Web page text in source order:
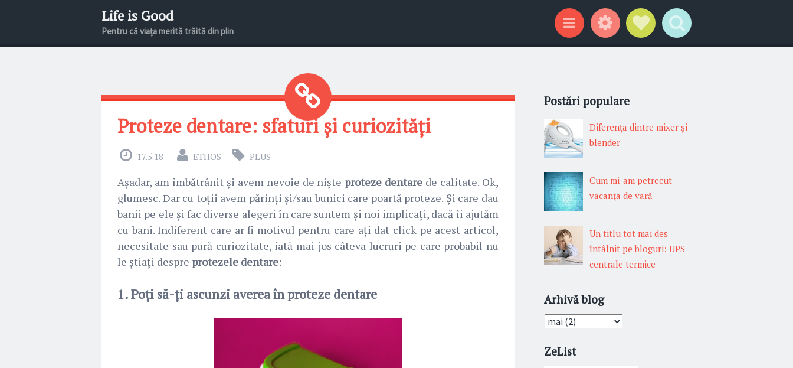
Life is Good
Pentru că viața merită trăită din plin
CategoriiGadgeturiProfil social
Search
Proteze dentare: sfaturi și curiozități
17.5.18 ETHOS PLUS
Așadar, am îmbătrânit și avem nevoie de niște proteze dentare de calitate. Ok,
glumesc. Dar cu toții avem părinți și/sau bunici care poartă proteze. Și care dau
banii pe ele și fac diverse alegeri în care suntem și noi implicați, dacă îi ajutăm
cu bani. Indiferent care ar fi motivul pentru care ați dat click pe acest articol,
necesitate sau pură curiozitate, iată mai jos câteva lucruri pe care probabil nu
le știați despre protezele dentare:
1. Poți să-ți ascunzi averea în proteze dentare
Postări populare
Diferenţa dintre mixer şi
blender
Cum mi-am petrecut
vacanţa de vară
Un titlu tot mai des
întâlnit pe bloguri: UPS
centrale termice
Arhivă blog
ZeList